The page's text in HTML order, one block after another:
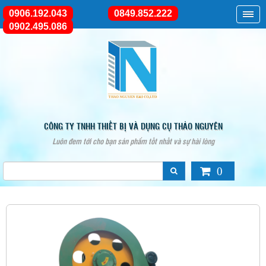
CÔNG TY TNHH THIẾT BỊ VÀ DỤNG CỤ THẢO NGUYÊN
Luôn đem tới cho bạn sản phẩm tốt nhất và sự hài lòng
0906.192.043
0849.852.222
0902.495.086
0